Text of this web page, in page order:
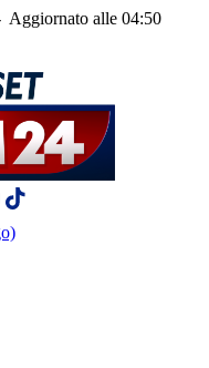
Aggiornato alle 04:50